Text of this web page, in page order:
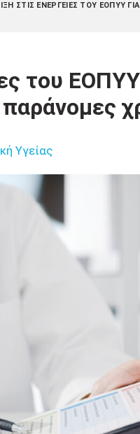
ΣΤΙΣ ΕΝΈΡΓΕΙΕΣ ΤΟΥ ΕΟΠΥΥ
του
Υγείας